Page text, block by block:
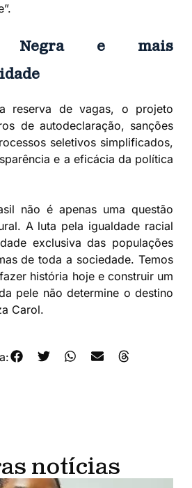
Negra e mais
reserva de vagas, o projeto
de autodeclaração, sanções
seletivos simplificados,
e a eficácia da política
não é apenas uma questão
A luta pela igualdade racial
exclusiva das populações
de toda a sociedade. Temos
história hoje e construir um
pele não determine o destino
Carol.
notícias